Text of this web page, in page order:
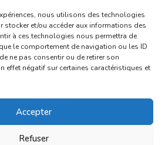
nous utilisons des technologies
stocker et/ou accéder aux informations des
à ces technologies nous permettra de
le comportement de navigation ou les ID
ne pas consentir ou de retirer son
effet négatif sur certaines caractéristiques et
Accepter
Refuser
11 septembre :
(rue Marcellin-
Dupont (place de la